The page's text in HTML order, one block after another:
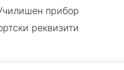
прибор
реквизити